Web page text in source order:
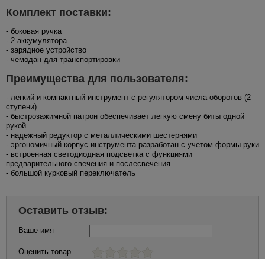
Комплект поставки:
- боковая ручка
- 2 аккумулятора
- зарядное устройство
- чемодан для транспортировки
Преимущества для пользователя:
- легкий и компактный инструмент с регулятором числа оборотов (2
ступени)
- быстрозажимной патрон обеспечивает легкую смену биты одной
рукой
- надежный редуктор с металлическими шестернями
- эргономичный корпус инструмента разработан с учетом формы руки
- встроенная светодиодная подсветка с функциями
предварительного свечения и послесвечения
- большой курковый переключатель
Оставить отзыв:
Ваше имя
Оценить товар